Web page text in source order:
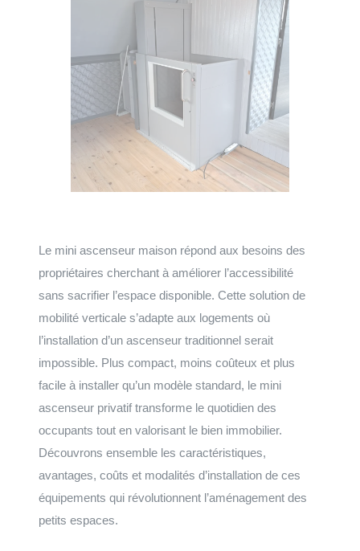
Le mini ascenseur maison répond aux besoins des
propriétaires cherchant à améliorer l’accessibilité
sans sacrifier l’espace disponible. Cette solution de
mobilité verticale s’adapte aux logements où
l’installation d’un ascenseur traditionnel serait
impossible. Plus compact, moins coûteux et plus
facile à installer qu’un modèle standard, le mini
ascenseur privatif transforme le quotidien des
occupants tout en valorisant le bien immobilier.
Découvrons ensemble les caractéristiques,
avantages, coûts et modalités d’installation de ces
équipements qui révolutionnent l’aménagement des
petits espaces.